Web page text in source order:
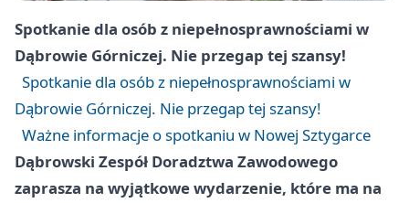
Spotkanie dla osób z niepełnosprawnościami w
Dąbrowie Górniczej. Nie przegap tej szansy!
Spotkanie dla osób z niepełnosprawnościami w
Dąbrowie Górniczej. Nie przegap tej szansy!
Ważne informacje o spotkaniu w Nowej Sztygarce
Dąbrowski Zespół Doradztwa Zawodowego
zaprasza na wyjątkowe wydarzenie, które ma na